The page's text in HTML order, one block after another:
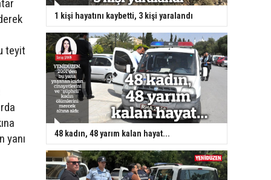
teyit
yanı
1 kişi hayatını kaybetti, 3 kişi yaralandı
48 kadın, 48 yarım kalan hayat...